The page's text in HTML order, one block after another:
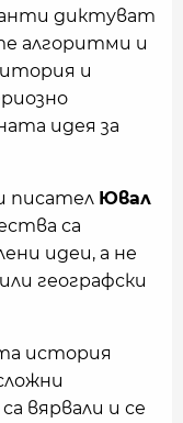
диктуват
алгоритми и
и
идея за
писател Ювал
са
идеи, а не
географски
история
вярвали и се